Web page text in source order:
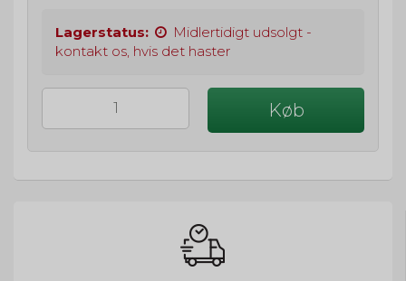
Lagerstatus:
Midlertidigt udsolgt -
kontakt os, hvis det haster
Køb